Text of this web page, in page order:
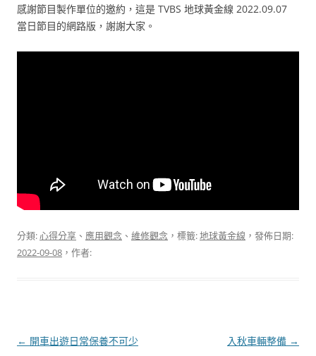
感謝節目製作單位的邀約，這是 TVBS 地球黃金線 2022.09.07
當日節目的網路版，謝謝大家。
分類:心得分享 、 應用觀念 、 維修觀念 ，標籤:地球黃金線 ，發佈日期:
2022-09-08 ，作者:
文
← 開車出遊日常保養不可少 入秋車輛整備 →